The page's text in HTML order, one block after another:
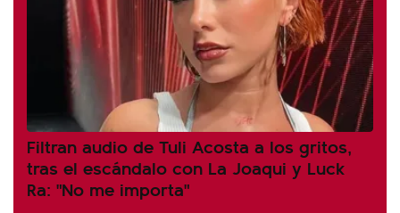
Filtran audio de Tuli Acosta a los gritos,
tras el escándalo con La Joaqui y Luck
Ra: "No me importa"